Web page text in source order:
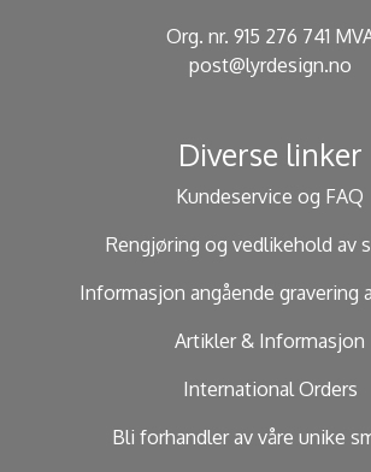
Org. nr. 915 276 741
post@lyrdesign.no
Diverse linker
Kundeservice og FAQ
Rengjøring og vedlikehold av
Informasjon angående gravering
Artikler & Informasjon
International Orders
Bli forhandler av våre unike